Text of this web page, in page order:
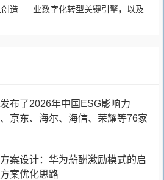
造
业数字化转型关键引擎，以及
发布了2026年中国ESG影响力
京东、海尔、海信、荣耀等76家
案设计：华为薪酬激励模式的启
案优化思路